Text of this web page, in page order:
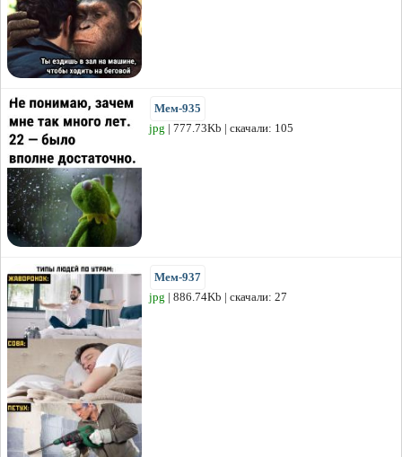
Мем-935
jpg | 777.73Kb | скачали: 105
Мем-937
jpg | 886.74Kb | скачали: 27